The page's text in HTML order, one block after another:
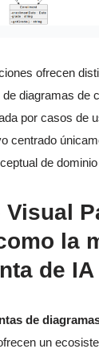
ofrecen
de diagramas
por casos de
centrado
de
Visual
la
de
de
un